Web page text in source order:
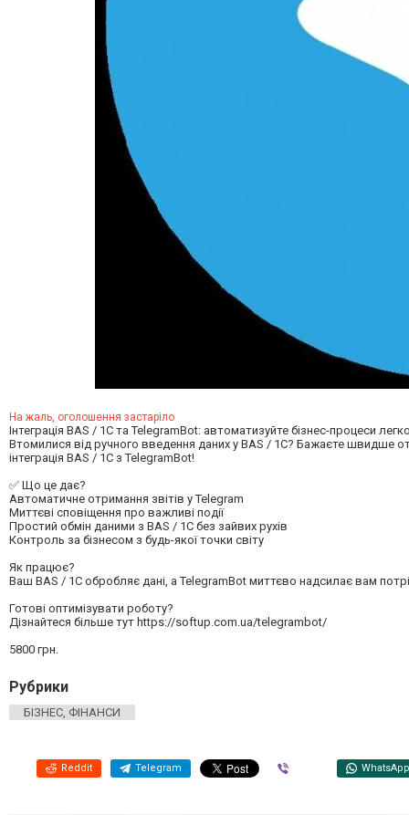
На жаль, оголошення застаріло
Інтеграція BAS / 1C та TelegramBot: автоматизуйте бізнес-процеси
Втомилися від ручного введення даних у BAS / 1C? Бажаєте швидше
інтеграція BAS / 1C з TelegramBot!
✅ Що це дає?
Автоматичне отримання звітів у Telegram
Миттєві сповіщення про важливі події
Простий обмін даними з BAS / 1C без зайвих рухів
Контроль за бізнесом з будь-якої точки світу
Як працює?
Ваш BAS / 1C обробляє дані, а TelegramBot миттєво надсилає вам
Готові оптимізувати роботу?
Дізнайтеся більше тут https://softup.com.ua/telegrambot/
5800 грн.
Рубрики
БІЗНЕС, ФІНАНСИ
Reddit Telegram WhatsApp